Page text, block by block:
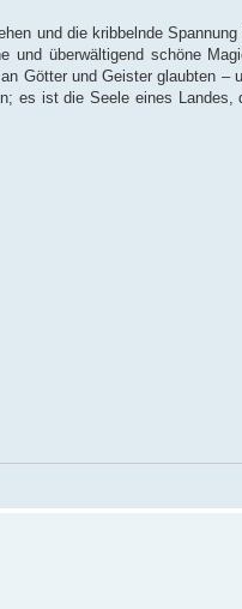
und die kribbelnde Spannung
und überwältigend schöne
Götter und Geister glaubten –
es ist die Seele eines Landes,